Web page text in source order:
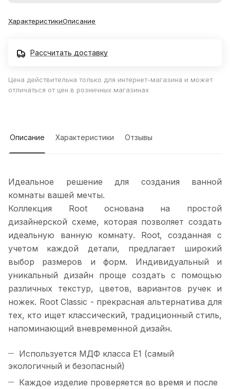
ХарактеристикиОписание
Рассчитать доставку
Цена действительна только для интернет-магазина и может
отличаться от цен в розничных магазинах
Описание Характеристики Отзывы
Идеальное решение для создания ванной
комнаты вашей мечты.
Коллекция Root основана на простой
дизайнерской схеме, которая позволяет создать
идеальную ванную комнату. Root, созданная с
учетом каждой детали, предлагает широкий
выбор размеров и форм. Индивидуальный и
уникальный дизайн проще создать с помощью
различных текстур, цветов, вариантов ручек и
ножек. Root Classic - прекрасная альтернатива для
тех, кто ищет классический, традиционный стиль,
напоминающий вневременной дизайн.
Используется МДФ класса Е1 (самый
экологичный и безопасный)
Каждое изделие проверяется во время и после